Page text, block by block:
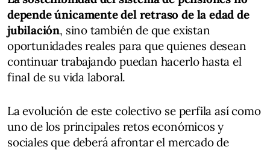
depende únicamente del retraso de la edad de
jubilación, sino también de que existan
oportunidades reales para que quienes desean
continuar trabajando puedan hacerlo hasta el
final de su vida laboral.
La evolución de este colectivo se perfila así como
uno de los principales retos económicos y
sociales que deberá afrontar el mercado de